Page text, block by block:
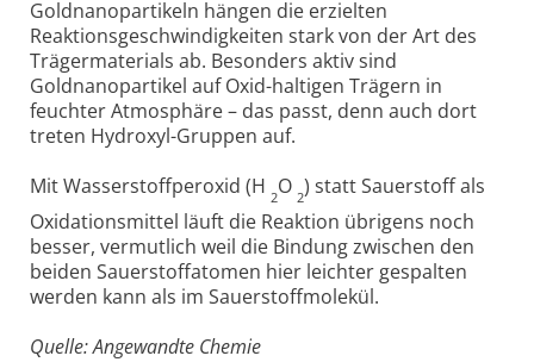
Goldnanopartikeln hängen die erzielten
Reaktionsgeschwindigkeiten stark von der Art des
Trägermaterials ab. Besonders aktiv sind
Goldnanopartikel auf Oxid-haltigen Trägern in
feuchter Atmosphäre – das passt, denn auch dort
treten Hydroxyl-Gruppen auf.
Mit Wasserstoffperoxid (H 2O 2) statt Sauerstoff als
Oxidationsmittel läuft die Reaktion übrigens noch
besser, vermutlich weil die Bindung zwischen den
beiden Sauerstoffatomen hier leichter gespalten
werden kann als im Sauerstoffmolekül.
Quelle: Angewandte Chemie